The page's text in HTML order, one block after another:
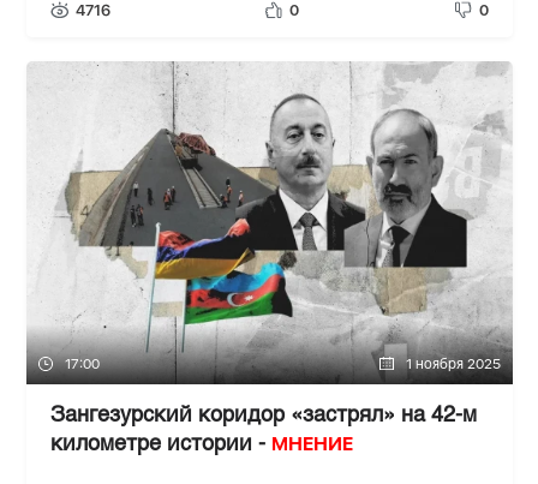
4716 0 0
17:00 1 ноября 2025
Зангезурский коридор «застрял» на 42-м
километре истории - МНЕНИЕ